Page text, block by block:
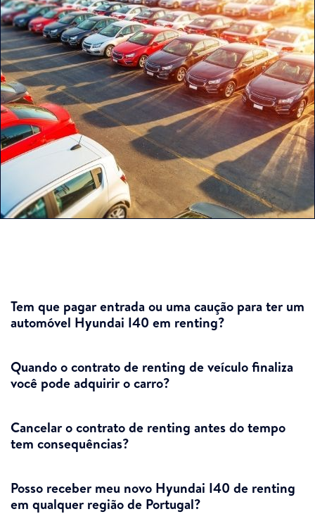
Tem que pagar entrada ou uma caução para ter um
automóvel Hyundai I40 em renting?
Quando o contrato de renting de veículo finaliza
você pode adquirir o carro?
Cancelar o contrato de renting antes do tempo
tem consequências?
Posso receber meu novo Hyundai I40 de renting
em qualquer região de Portugal?